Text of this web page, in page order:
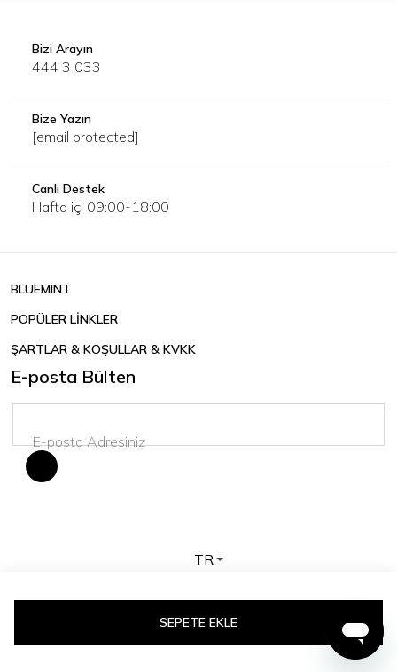
SEPETE EKLE
Bizi Arayın
444 3 033
Bize Yazın
[email protected]
Canlı Destek
Hafta içi 09:00-18:00
BLUEMINT
POPÜLER LİNKLER
ŞARTLAR & KOŞULLAR & KVKK
E-posta Bülten
TR